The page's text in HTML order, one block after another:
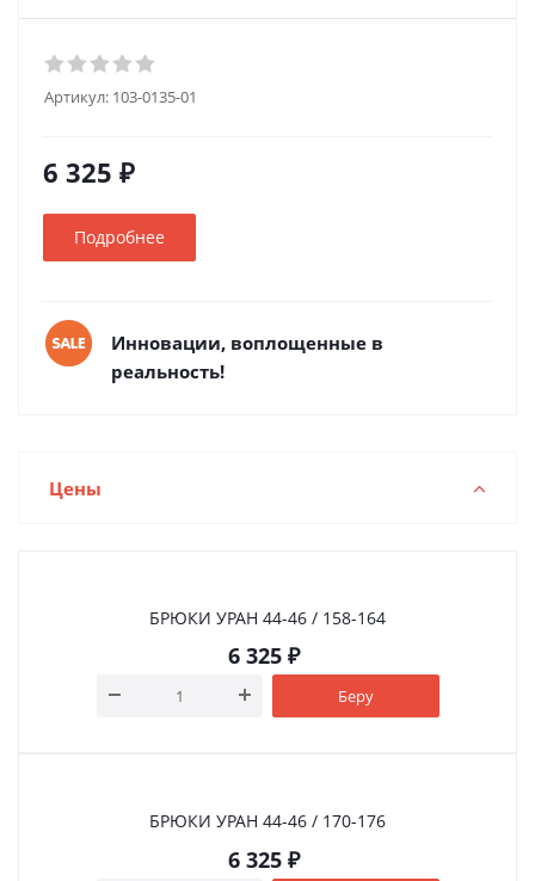
Артикул: 103-0135-01
6 325 ₽
Подробнее
Инновации, воплощенные в
реальность!
Цены
БРЮКИ УРАН 44-46 / 158-164
6 325₽
Беру
БРЮКИ УРАН 44-46 / 170-176
6 325₽